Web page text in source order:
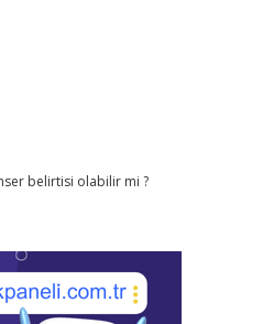
belirtisi olabilir mi ?